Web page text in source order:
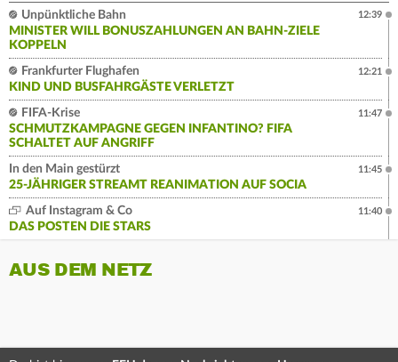
Unpünktliche Bahn
MINISTER WILL BONUSZAHLUNGEN AN BAHN-ZIELE
KOPPELN
12:39
Frankfurter Flughafen
KIND UND BUSFAHRGÄSTE VERLETZT
12:21
FIFA-Krise
SCHMUTZKAMPAGNE GEGEN INFANTINO? FIFA
SCHALTET AUF ANGRIFF
11:47
In den Main gestürzt
25-JÄHRIGER STREAMT REANIMATION AUF SOCIA
11:45
Auf Instagram & Co
DAS POSTEN DIE STARS
11:40
AUS DEM NETZ